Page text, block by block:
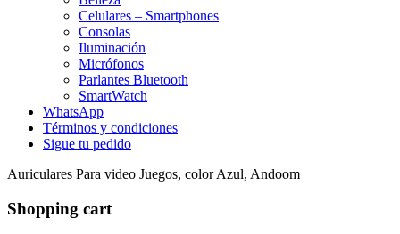
Celulares – Smartphones
Consolas
Iluminación
Micrófonos
Parlantes Bluetooth
SmartWatch
WhatsApp
Términos y condiciones
Sigue tu pedido
Auriculares Para video Juegos, color Azul, Andoom
Shopping cart